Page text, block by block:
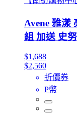
Avene 雅漾
組 加送 史
$1,688
$2,560
折價券
P幣